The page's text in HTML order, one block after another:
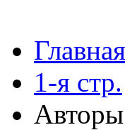
Главная
1-я стр.
Авторы